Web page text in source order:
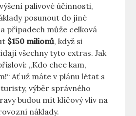
palivové účinnosti,
⁤posunout do jiné
případech může celková
$150 milionů, když si ​
všechny tyto extras. Jak
„Kdo‍ chce⁣ kam,‌
Ať už máte ⁣v plánu létat s
výběr⁤ správného
budou mít klíčový vliv na
náklady.